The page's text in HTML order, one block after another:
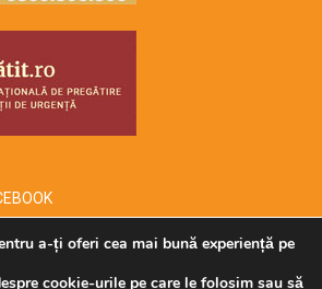
a-ți oferi cea mai bună experiență pe
cookie-urile pe care le folosim sau să